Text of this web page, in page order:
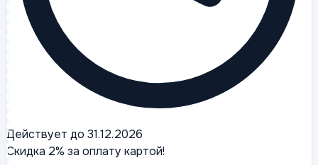
Действует до 31.12.2026
Скидка 2% за оплату картой!